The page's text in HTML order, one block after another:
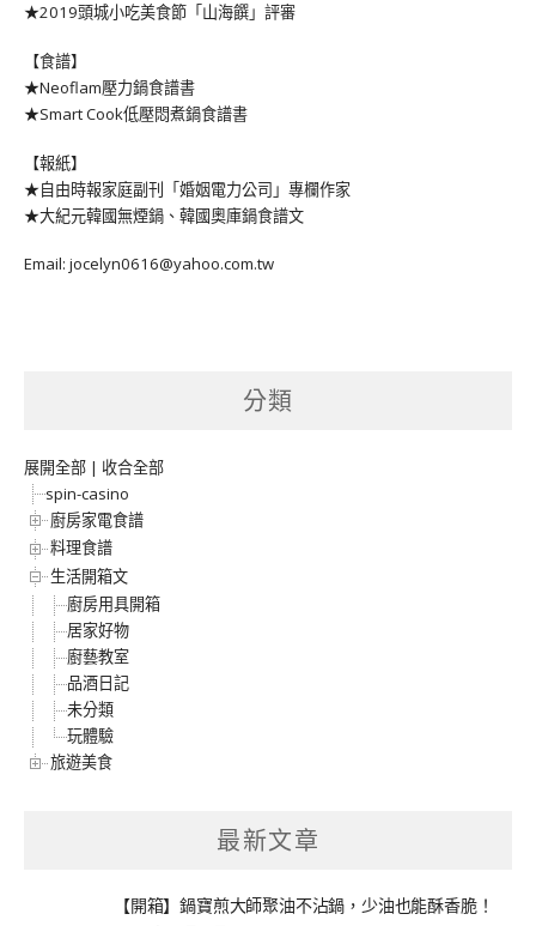
★2019頭城小吃美食節「山海饌」評審
【食譜】
★Neoflam壓力鍋食譜書
★Smart Cook低壓悶煮鍋食譜書
【報紙】
★自由時報家庭副刊「婚姻電力公司」專欄作家
★大紀元韓國無煙鍋、韓國奧庫鍋食譜文
Email: jocelyn0616@yahoo.com.tw
分類
展開全部 | 收合全部
spin-casino
廚房家電食譜
料理食譜
生活開箱文
廚房用具開箱
居家好物
廚藝教室
品酒日記
未分類
玩體驗
旅遊美食
最新文章
【開箱】鍋寶煎大師聚油不沾鍋，少油也能酥香脆！